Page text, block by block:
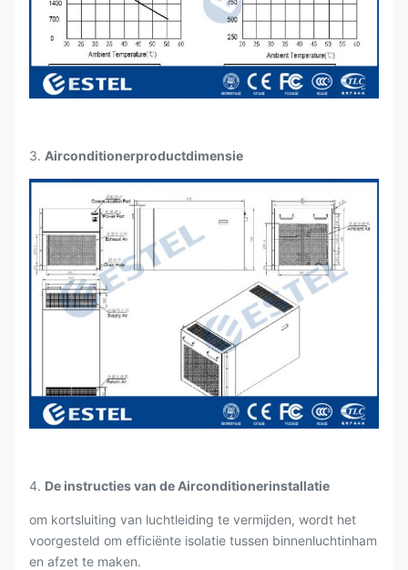
R134A
Lawaai 65 dB (A)
3. Airconditionerproductdimensie
4. De instructies van de Airconditionerinstallatie
om kortsluiting van luchtleiding te vermijden, wordt het
voorgesteld om efficiënte isolatie tussen binnenluchtinham
en afzet te maken.